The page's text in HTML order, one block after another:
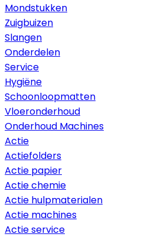
Mondstukken
Zuigbuizen
Slangen
Onderdelen
Service
Hygiëne
Schoonloopmatten
Vloeronderhoud
Onderhoud Machines
Actie
Actiefolders
Actie papier
Actie chemie
Actie hulpmaterialen
Actie machines
Actie service